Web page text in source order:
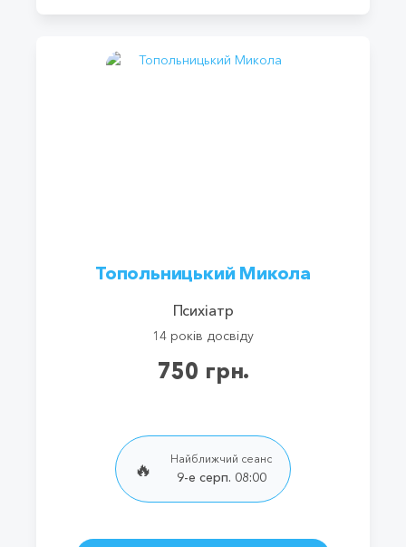
Топольницький Микола
Психіатр
14 років досвіду
750 грн.
🔥
Найближчий сеанс
9-е серп. 08:00